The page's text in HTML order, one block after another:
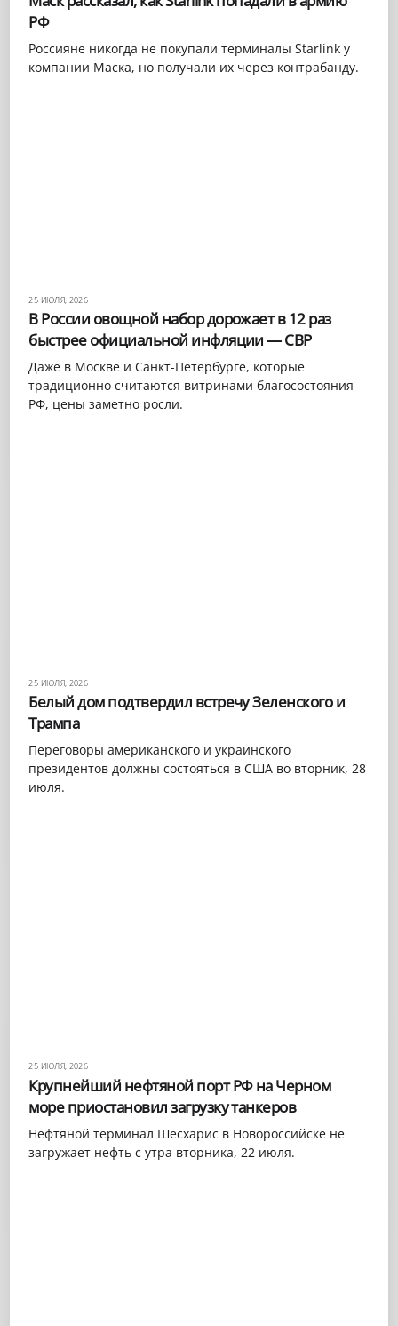
РФ
Россияне никогда не покупали терминалы Starlink у
компании Маска, но получали их через контрабанду.
25 ИЮЛЯ, 2026
В России овощной набор дорожает в 12 раз
быстрее официальной инфляции — СВР
Даже в Москве и Санкт-Петербурге, которые
традиционно считаются витринами благосостояния
РФ, цены заметно росли.
25 ИЮЛЯ, 2026
Белый дом подтвердил встречу Зеленского и
Трампа
Переговоры американского и украинского
президентов должны состояться в США во вторник, 28
июля.
25 ИЮЛЯ, 2026
Крупнейший нефтяной порт РФ на Черном
море приостановил загрузку танкеров
Нефтяной терминал Шесхарис в Новороссийске не
загружает нефть с утра вторника, 22 июля.